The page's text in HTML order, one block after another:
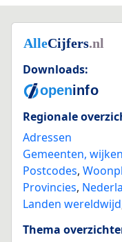
Downloads:
Regionale
Adressen
Gemeenten,
Postcodes,
Provincies,
Landen wereldwijd
Thema